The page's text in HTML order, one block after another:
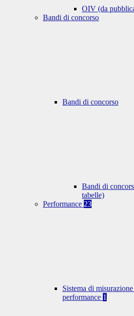
OIV (da
Bandi di concorso
Bandi di concorso
Bandi di
tabelle)
Performance 23
Sistema di
performance 1